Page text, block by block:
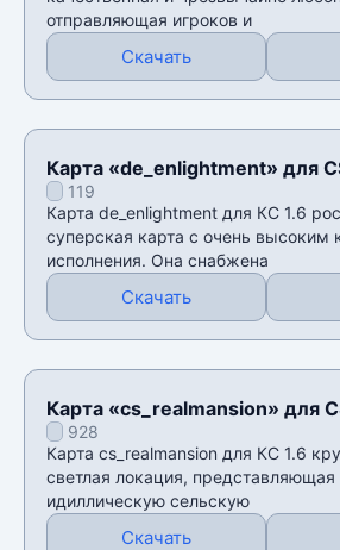
отправляющая игроков и
Скачать
Карта «de_enlightment» для
119
Карта de_enlightment для КС 1.6
суперская карта с очень высоким
исполнения. Она снабжена
Скачать
Карта «cs_realmansion» для
928
Карта cs_realmansion для КС 1.6
светлая локация, представляющая
идиллическую сельскую
Скачать